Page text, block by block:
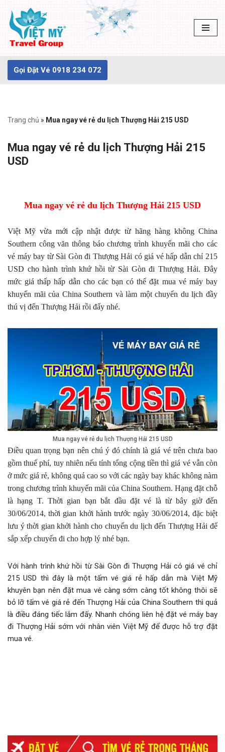
Chuyển
tới
dung
Gọi Đặt Vé 0918 234 072
Trang chủ » Mua ngay vé rẻ du lịch Thượng Hải 215 USD
Mua ngay vé rẻ du lịch Thượng Hải 215
USD
Mua ngay vé rẻ du lịch Thượng Hải 215 USD
Việt Mỹ vừa mới cập nhật được từ hãng hàng không China
Southern công văn thông báo chương trình khuyến mãi cho các
vé máy bay từ Sài Gòn đi Thượng Hải có giá vé hấp dẫn chỉ 215
USD cho hành trình khứ hồi từ Sài Gòn đi Thượng Hải. Đây
mức giá thấp hấp dẫn cho các bạn có thể đặt mua vé máy bay
khuyến mãi của China Southern và làm một chuyến du lịch đầy
thú vị đến Thượng Hải rồi đấy nhé.
Mua ngay vé rẻ du lịch Thượng Hải 215 USD
Điều quan trọng bạn nên chú ý đó chính là giá vé trên chưa bao
gồm thuế phí, tuy nhiên nếu tính tổng cộng tiền thì giá vé vẫn còn
ở mức giá rẻ, không quá cao so với các ngày bay khác không nàm
trong chương trình khuyến mãi của China Southern. Hạng đặt chỗ
là hạng T. Thời gian bạn bắt đầu đặt vé là từ bây giờ đến
30/06/2014, thời gian khởi hành trước ngày 30/06/2014, đặc biệt
lưu ý thời gian khởi hành cho chuyến du lịch đến Thượng Hải để
sắp xếp chuyến đi cho hợp lý nhé bạn.
Với hành trình khứ hồi từ Sài Gòn đi Thượng Hải có giá vé chỉ
215 USD thì đây là một tấm vé giá rẻ hấp dẫn mà Việt Mỹ
khuyên bạn nên đặt mua vé càng sớm càng tốt không thôi sẽ
bỏ lỡ tấm vé giá rẻ đến Thượng Hải của China Southern thì quả
là điều đáng tiếc lắm đấy. Nhanh chóng liên hệ đặt vé máy bay
đi Thượng Hải sớm với nhân viên Việt Mỹ để được hỗ trợ đặt
mua vé.